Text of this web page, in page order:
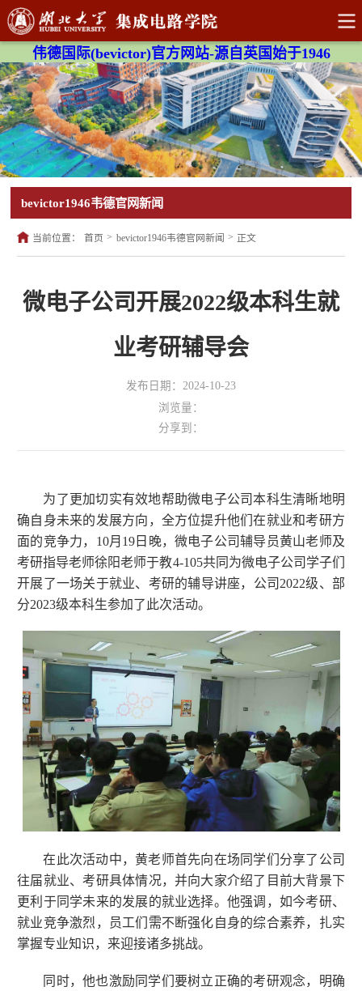
伟德国际(bevictor)官方网站-源自英国始于1946
bevictor1946韦德官网新闻
当前位置： 首页 > bevictor1946韦德官网新闻 > 正文
微电子公司开展2022级本科生就
业考研辅导会
发布日期：2024-10-23
浏览量：
分享到：
为了更加切实有效地帮助微电子公司本科生清晰地明
确自身未来的发展方向，全方位提升他们在就业和考研方
面的竞争力，10月19日晚，微电子公司辅导员黄山老师及
考研指导老师徐阳老师于教4-105共同为微电子公司学子们
开展了一场关于就业、考研的辅导讲座，公司2022级、部
分2023级本科生参加了此次活动。
在此次活动中，黄老师首先向在场同学们分享了公司
往届就业、考研具体情况，并向大家介绍了目前大背景下
更利于同学未来的发展的就业选择。他强调，如今考研、
就业竞争激烈，员工们需不断强化自身的综合素养，扎实
掌握专业知识，来迎接诸多挑战。
同时，他也激励同学们要树立正确的考研观念，明确